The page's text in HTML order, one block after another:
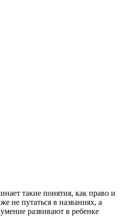
такие понятия, как право и
не путаться в названиях, а
развивают в ребенке